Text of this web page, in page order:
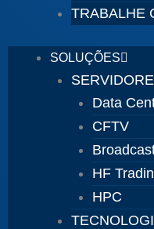
TRABALHE
SOLUÇÕES
Data
CFTV
HF
HPC